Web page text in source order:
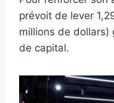
prévoit de lever
millions de dollars)
de capital.